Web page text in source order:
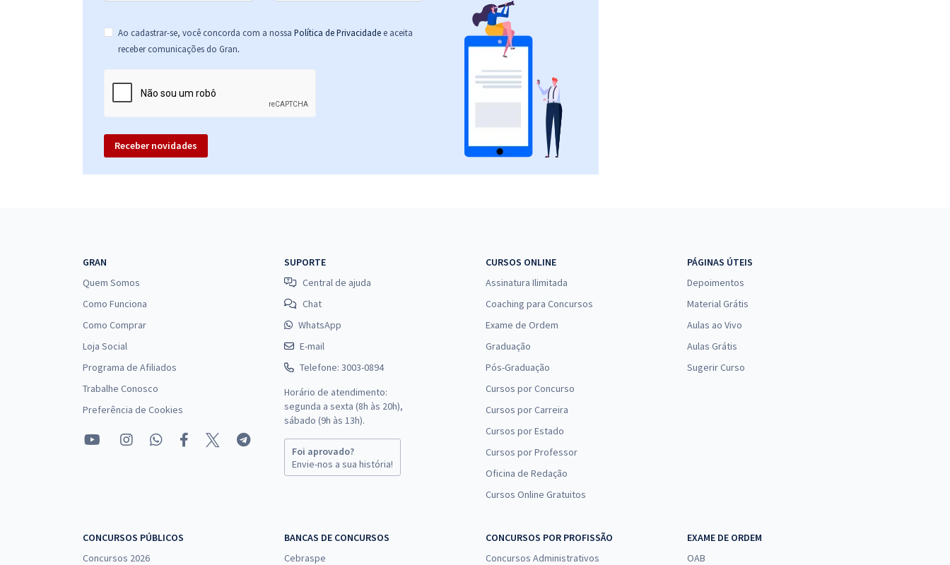
Ao cadastrar-se, você concorda com a nossa Política de Privacidade e aceita
receber comunicações do Gran.
Receber novidades
GRAN
Quem Somos
Como Funciona
Como Comprar
Loja Social
Programa de Afiliados
Trabalhe Conosco
Preferência de Cookies
SUPORTE
Central de ajuda
Chat
WhatsApp
E-mail
Telefone: 3003-0894
Horário de atendimento:
segunda a sexta (8h às 20h),
sábado (9h às 13h).
Foi aprovado?
Envie-nos a sua história!
CURSOS ONLINE
Assinatura Ilimitada
Coaching para Concursos
Exame de Ordem
Graduação
Pós-Graduação
Cursos por Concurso
Cursos por Carreira
Cursos por Estado
Cursos por Professor
Oficina de Redação
Cursos Online Gratuitos
PÁGINAS ÚTEIS
Depoimentos
Material Grátis
Aulas ao Vivo
Aulas Grátis
Sugerir Curso
CONCURSOS PÚBLICOS
Concursos 2026
BANCAS DE CONCURSOS
Cebraspe
CONCURSOS POR PROFISSÃO
Concursos Administrativos
EXAME DE ORDEM
OAB